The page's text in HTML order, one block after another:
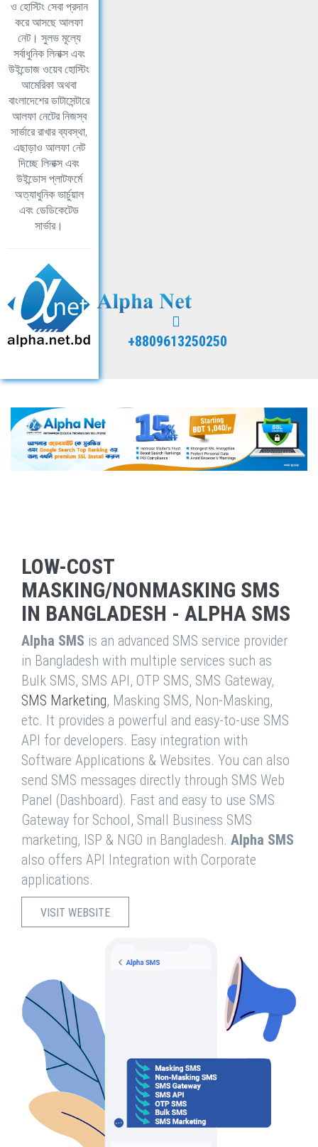
ও হোস্টিং সেবা প্রদান
করে আসছে আলফা
নেট। সুলভ মূল্যে
সর্বাধুনিক লিনাক্স এবং
উইন্ডোজ ওয়েব হোস্টিং
আমেরিকা অথবা
বাংলাদেশের ডাটাসেন্টারে
আলফা নেটের নিজস্ব
সার্ভারে রাখার ব্যবস্থা,
এছাড়াও আলফা নেট
দিচ্ছে লিনাক্স এবং
উইন্ডোস প্লাটফর্মে
অত্যাধুনিক ভার্চুয়াল
এবং ডেডিকেটেড
সার্ভার।
+8809613250250
LOW-COST
MASKING/NONMASKING SMS
IN BANGLADESH - ALPHA SMS
Alpha SMS is an advanced SMS service provider
in Bangladesh with multiple services such as
Bulk SMS, SMS API, OTP SMS, SMS Gateway,
SMS Marketing, Masking SMS, Non-Masking,
etc. It provides a powerful and easy-to-use SMS
API for developers. Easy integration with
Software Applications & Websites. You can also
send SMS messages directly through SMS Web
Panel (Dashboard). Fast and easy to use SMS
Gateway for School, Small Business SMS
marketing, ISP & NGO in Bangladesh. Alpha SMS
also offers API Integration with Corporate
applications.
VISIT WEBSITE